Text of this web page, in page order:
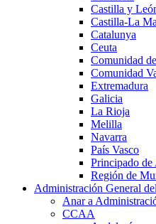
Castilla y
Castilla-La
Catalunya
Ceuta
Comunidad
Comunidad
Extremadura
Galicia
La Rioja
Melilla
Navarra
País Vasco
Principado de
Región de
Administración General
Anar a
CCAA